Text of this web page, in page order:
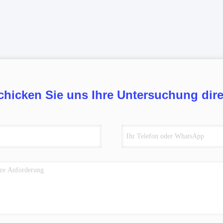
Sie uns Ihre Untersuchung